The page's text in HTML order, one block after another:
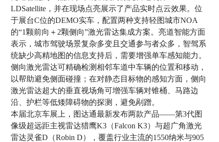
LDSatellite，并在现场点亮展示了产品实时点云效果。位
于展台C位的DEMO实车，配置两种支持轻图城市NOA
的“1颗前向＋2颗侧向”激光雷达集成方案。亮道智能方面
表示，城市驾驶场景复杂多变且交通参与者众多，智驾系
统缺少高精地图的信息支持后，需要增强单车感知能力。
侧向激光雷达可精确检测相邻车道中车辆的位置和移动，
以帮助避免侧面碰撞；在对静态目标物的感知方面，侧向
激光雷达超大的垂直视场角可增强车辆对锥桶、马路边
沿、护栏等低矮障碍物的探测，避免剐蹭。
本届北京车展上，图达通最新发布两款产品——第3代图
像级超远距主视雷达猎鹰K3（Falcon K3）与超广角激光
雷达灵雀D（Robin D），覆盖行业主流的1550纳米与905